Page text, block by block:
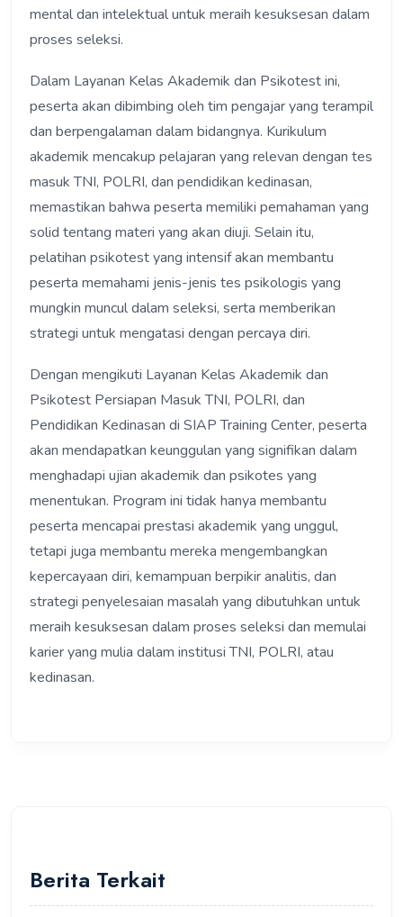
mental dan intelektual untuk meraih kesuksesan dalam
proses seleksi.
Dalam Layanan Kelas Akademik dan Psikotest ini,
peserta akan dibimbing oleh tim pengajar yang terampil
dan berpengalaman dalam bidangnya. Kurikulum
akademik mencakup pelajaran yang relevan dengan tes
masuk TNI, POLRI, dan pendidikan kedinasan,
memastikan bahwa peserta memiliki pemahaman yang
solid tentang materi yang akan diuji. Selain itu,
pelatihan psikotest yang intensif akan membantu
peserta memahami jenis-jenis tes psikologis yang
mungkin muncul dalam seleksi, serta memberikan
strategi untuk mengatasi dengan percaya diri.
Dengan mengikuti Layanan Kelas Akademik dan
Psikotest Persiapan Masuk TNI, POLRI, dan
Pendidikan Kedinasan di SIAP Training Center, peserta
akan mendapatkan keunggulan yang signifikan dalam
menghadapi ujian akademik dan psikotes yang
menentukan. Program ini tidak hanya membantu
peserta mencapai prestasi akademik yang unggul,
tetapi juga membantu mereka mengembangkan
kepercayaan diri, kemampuan berpikir analitis, dan
strategi penyelesaian masalah yang dibutuhkan untuk
meraih kesuksesan dalam proses seleksi dan memulai
karier yang mulia dalam institusi TNI, POLRI, atau
kedinasan.
Berita Terkait